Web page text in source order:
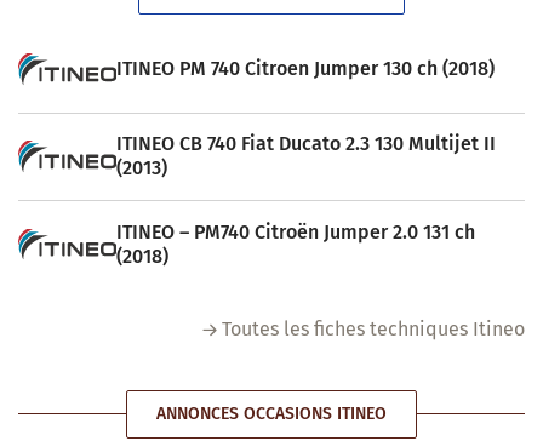
ITINEO PM 740 Citroen Jumper 130 ch (2018)
ITINEO CB 740 Fiat Ducato 2.3 130 Multijet II
(2013)
ITINEO – PM740 Citroën Jumper 2.0 131 ch
(2018)
Toutes les fiches techniques Itineo
ANNONCES OCCASIONS ITINEO